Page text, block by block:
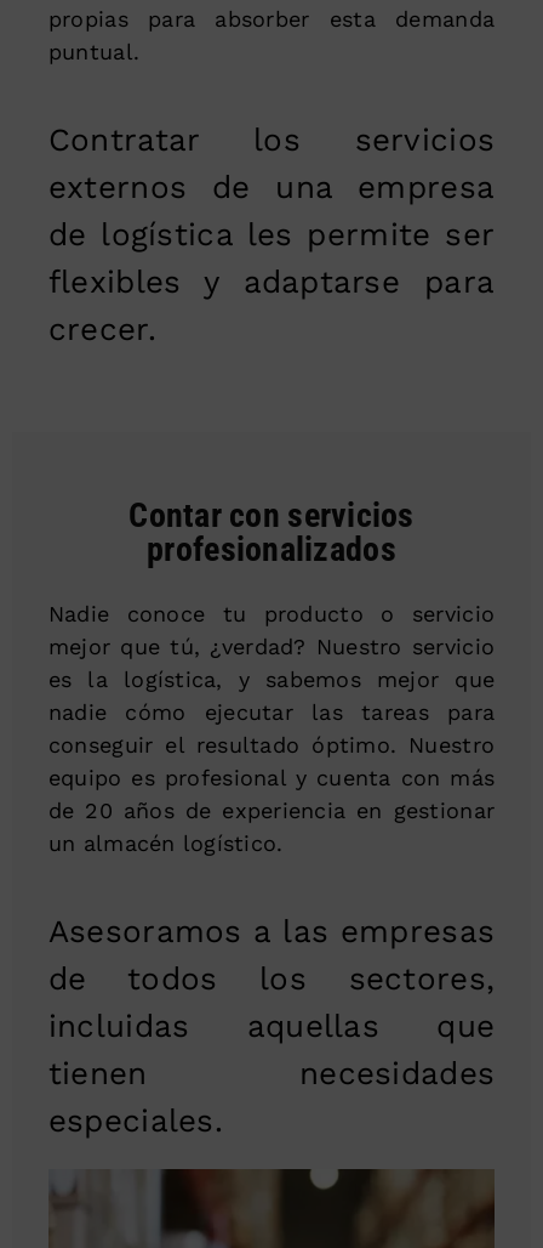
propias para absorber esta demanda
puntual.
Contratar los servicios
externos de una empresa
de logística les permite ser
flexibles y adaptarse para
crecer.
Contar con servicios
profesionalizados
Nadie conoce tu producto o servicio
mejor que tú, ¿verdad? Nuestro servicio
es la logística, y sabemos mejor que
nadie cómo ejecutar las tareas para
conseguir el resultado óptimo. Nuestro
equipo es profesional y cuenta con más
de 20 años de experiencia en gestionar
un almacén logístico.
Asesoramos a las empresas
de todos los sectores,
incluidas aquellas que
tienen necesidades
especiales.